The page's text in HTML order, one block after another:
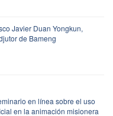
Javier Duan Yongkun,
de Bameng
en línea sobre el uso
en la animación misionera